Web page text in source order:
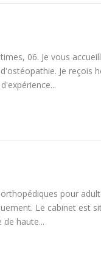
06. Je vous
Je reçois
pour
Le cabinet est
de haute...